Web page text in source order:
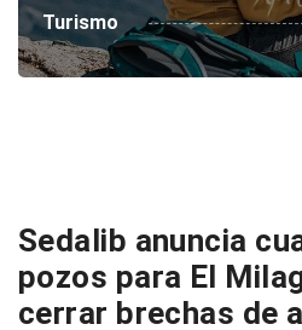
Turismo
Sedalib anuncia
pozos para El
cerrar brechas de